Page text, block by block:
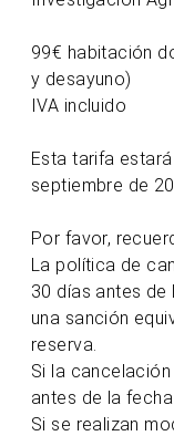
99€ habitación
y desayuno)
IVA incluido
Esta tarifa
septiembre de
Por favor,
La política de
30 días antes
una sanción
reserva.
Si la
antes de la
Si se realizan